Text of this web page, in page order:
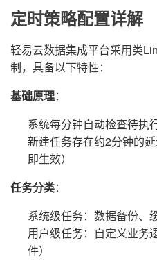
定时策略配置详解
轻易云数据集成平台采用类
制，具备以下特性：
基础原理：
系统每分钟自动检查待执
新建任务存在约2分钟的
即生效）
任务分类：
系统级任务：数据备份、
用户级任务：自定义业务
件）